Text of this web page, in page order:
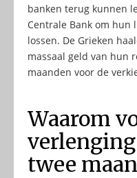
banken terug kunnen
Centrale Bank om
lossen. De Grieken
massaal geld van hun
maanden voor de
Waarom
twee